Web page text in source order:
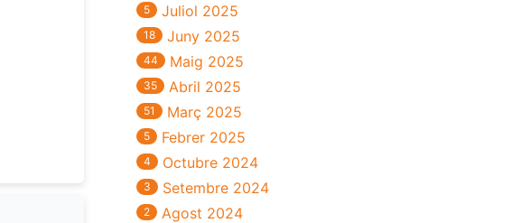
5 Juliol 2025
18 Juny 2025
44 Maig 2025
35 Abril 2025
51 Març 2025
5 Febrer 2025
4 Octubre 2024
3 Setembre 2024
2 Agost 2024